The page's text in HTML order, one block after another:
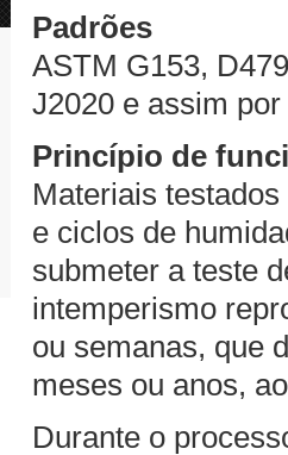
Padrões
ASTM G153,
J2020 e assim
Princípio de
Materiais
e ciclos de
submeter a teste
intemperismo
ou semanas, que
meses ou anos,
Durante o